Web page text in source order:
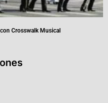
Crosswalk Musical